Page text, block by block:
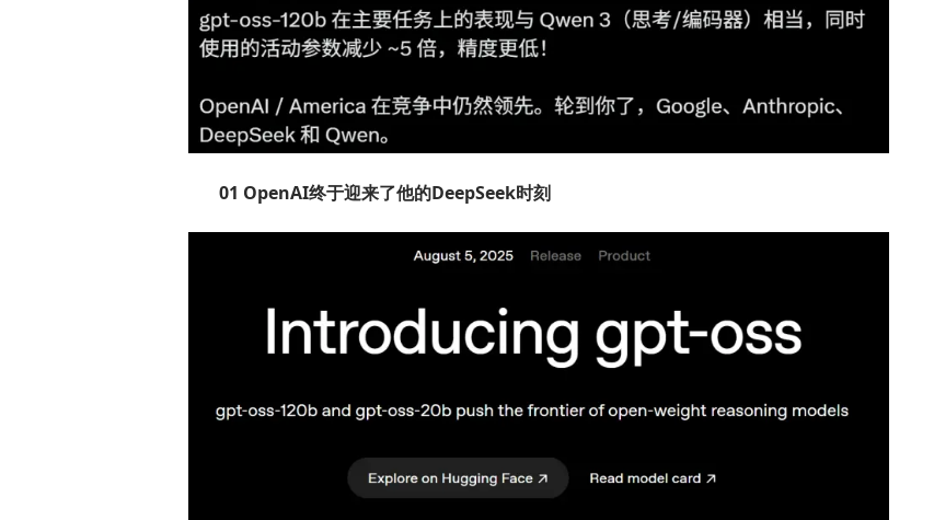
01 OpenAI终于迎来了他的DeepSeek时刻